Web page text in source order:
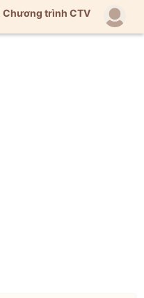
Chương trình CTV